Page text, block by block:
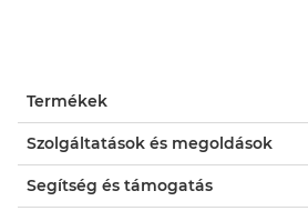
Termékek
Szolgáltatások és megoldások
Segítség és támogatás